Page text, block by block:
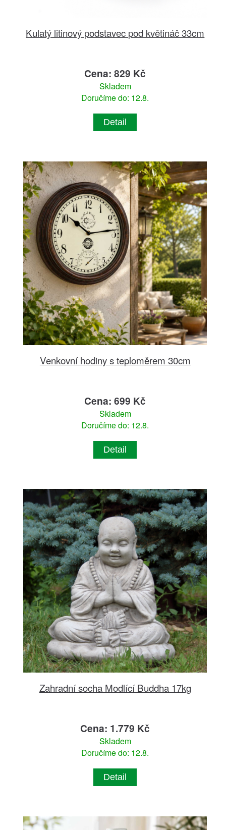
Kulatý litinový podstavec pod květináč 33cm
Cena: 829 Kč
Skladem
Doručíme do: 12.8.
Detail
Venkovní hodiny s teploměrem 30cm
Cena: 699 Kč
Skladem
Doručíme do: 12.8.
Detail
Zahradní socha Modlící Buddha 17kg
Cena: 1.779 Kč
Skladem
Doručíme do: 12.8.
Detail